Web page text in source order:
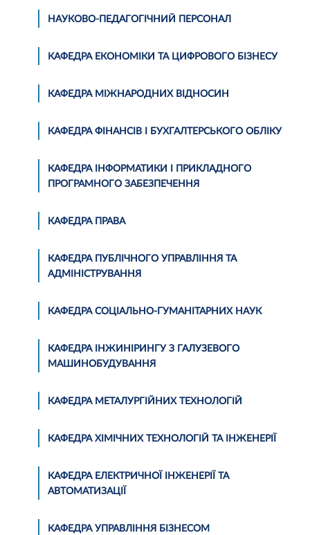
НАУКОВО-ПЕДАГОГІЧНИЙ ПЕРСОНАЛ
КАФЕДРА ЕКОНОМІКИ ТА ЦИФРОВОГО БІЗНЕСУ
КАФЕДРА МІЖНАРОДНИХ ВІДНОСИН
КАФЕДРА ФІНАНСІВ І БУХГАЛТЕРСЬКОГО ОБЛІКУ
КАФЕДРА ІНФОРМАТИКИ І ПРИКЛАДНОГО
ПРОГРАМНОГО ЗАБЕЗПЕЧЕННЯ
КАФЕДРА ПРАВА
КАФЕДРА ПУБЛІЧНОГО УПРАВЛІННЯ ТА
АДМІНІСТРУВАННЯ
КАФЕДРА СОЦІАЛЬНО-ГУМАНІТАРНИХ НАУК
КАФЕДРА ІНЖИНІРИНГУ З ГАЛУЗЕВОГО
МАШИНОБУДУВАННЯ
КАФЕДРА МЕТАЛУРГІЙНИХ ТЕХНОЛОГІЙ
КАФЕДРА ХІМІЧНИХ ТЕХНОЛОГІЙ ТА ІНЖЕНЕРІЇ
КАФЕДРА ЕЛЕКТРИЧНОЇ ІНЖЕНЕРІЇ ТА
АВТОМАТИЗАЦІЇ
КАФЕДРА УПРАВЛІННЯ БІЗНЕСОМ